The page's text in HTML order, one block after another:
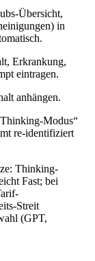
Übersicht,
in
Erkrankung,
eintragen.
anhängen.
Modus“
re-identifiziert
Thinking-
Fast; bei
Streit
(GPT,